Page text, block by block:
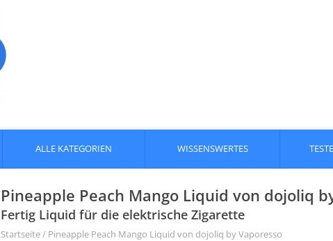
ALLE KATEGORIEN WISSENSWERTES
Pineapple Peach Mango Liquid von dojoliq
Fertig Liquid für die elektrische Zigarette
Startseite/ Pineapple Peach Mango Liquid von dojoliq by Vaporesso